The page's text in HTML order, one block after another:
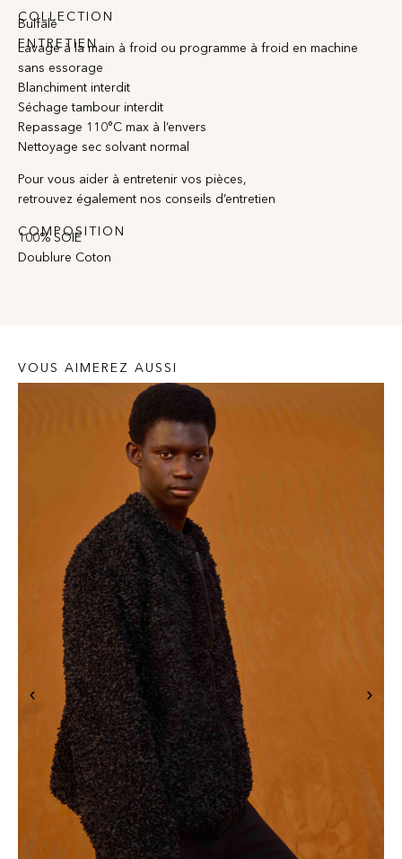
COLLECTION
Bulfalé
ENTRETIEN
Lavage à la main à froid ou programme à froid en machine
sans essorage
Blanchiment interdit
Séchage tambour interdit
Repassage 110°C max à l’envers
Nettoyage sec solvant normal
Pour vous aider à entretenir vos pièces,
retrouvez également nos conseils d’entretien
COMPOSITION
100% SOIE
Doublure Coton
VOUS AIMEREZ AUSSI